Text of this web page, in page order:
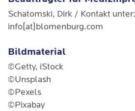
Schatomski, Dirk / Kontakt unter:
info[at]blomenburg.com
Bildmaterial
©Getty, iStock
©Unsplash
©Pexels
©Pixabay